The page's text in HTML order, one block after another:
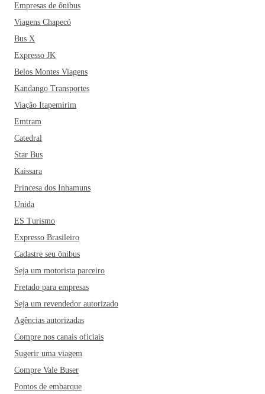
Empresas de ônibus
Viagens Chapecó
Bus X
Expresso JK
Belos Montes Viagens
Kandango Transportes
Viação Itapemirim
Emtram
Catedral
Star Bus
Kaissara
Princesa dos Inhamuns
Unida
ES Turismo
Expresso Brasileiro
Cadastre seu ônibus
Seja um motorista parceiro
Fretado para empresas
Seja um revendedor autorizado
Agências autorizadas
Compre nos canais oficiais
Sugerir uma viagem
Compre Vale Buser
Pontos de embarque